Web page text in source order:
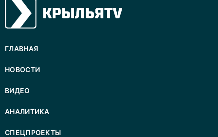
ГЛАВНАЯ
НОВОСТИ
ВИДЕО
АНАЛИТИКА
СПЕЦПРОЕКТЫ